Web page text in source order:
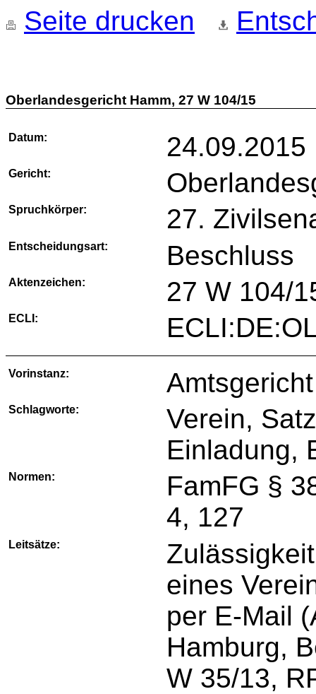
Seite drucken
Oberlandesgericht Hamm, 27 W 104/15
Datum: 24.09.2015
Gericht:
Spruchkörper: 27.
Entscheidungsart: Beschluss
Aktenzeichen: 27 W 104/
ECLI:
Vorinstanz:
Schlagworte:
Verein,
Einladung,
Normen:
FamFG §
4, 127
Leitsätze:
eines
per E-Mail
Hamburg,
W 35/13,